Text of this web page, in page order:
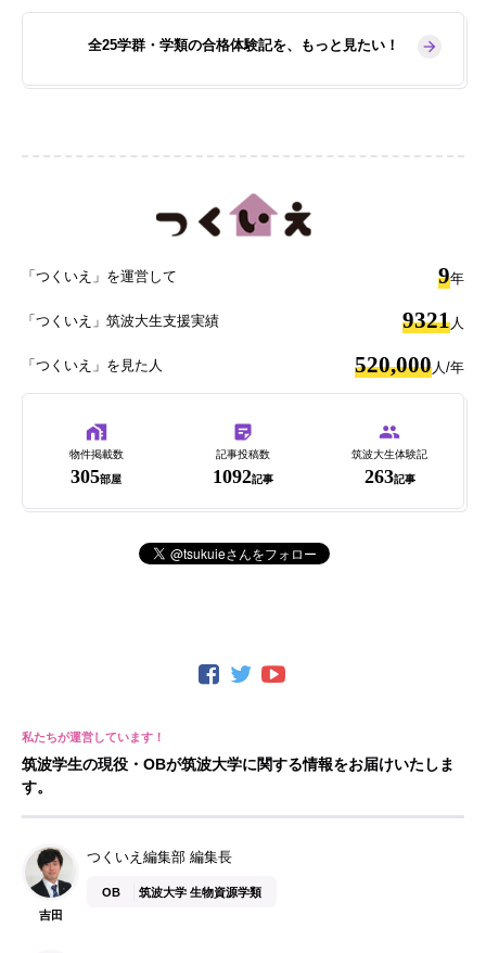
全25学群・学類の合格体験記を、もっと見たい！
「つくいえ」を運営して 9年
「つくいえ」筑波大生支援実績 9321人
「つくいえ」を見た人 520,000人/年
物件掲載数
305部屋
記事投稿数
1092記事
筑波大生体験記
263記事
筑波学生の現役・OBが筑波大学に関する情報をお届けいたしま
す。
吉田
つくいえ編集部 編集長
OB 筑波大学 生物資源学類